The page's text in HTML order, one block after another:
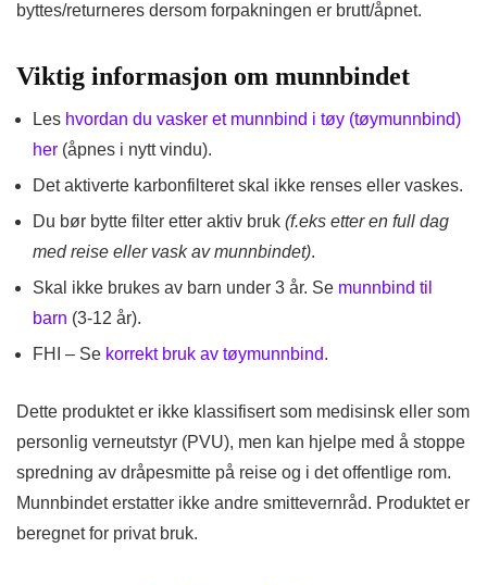
byttes/returneres dersom forpakningen er brutt/åpnet.
Viktig informasjon om munnbindet
Les hvordan du vasker et munnbind i tøy (tøymunnbind)
her (åpnes i nytt vindu).
Det aktiverte karbonfilteret skal ikke renses eller vaskes.
Du bør bytte filter etter aktiv bruk (f.eks etter en full dag
med reise eller vask av munnbindet).
Skal ikke brukes av barn under 3 år. Se munnbind til
barn (3-12 år).
FHI – Se korrekt bruk av tøymunnbind.
Dette produktet er ikke klassifisert som medisinsk eller som
personlig verneutstyr (PVU), men kan hjelpe med å stoppe
spredning av dråpesmitte på reise og i det offentlige rom.
Munnbindet erstatter ikke andre smittevernråd. Produktet er
beregnet for privat bruk.